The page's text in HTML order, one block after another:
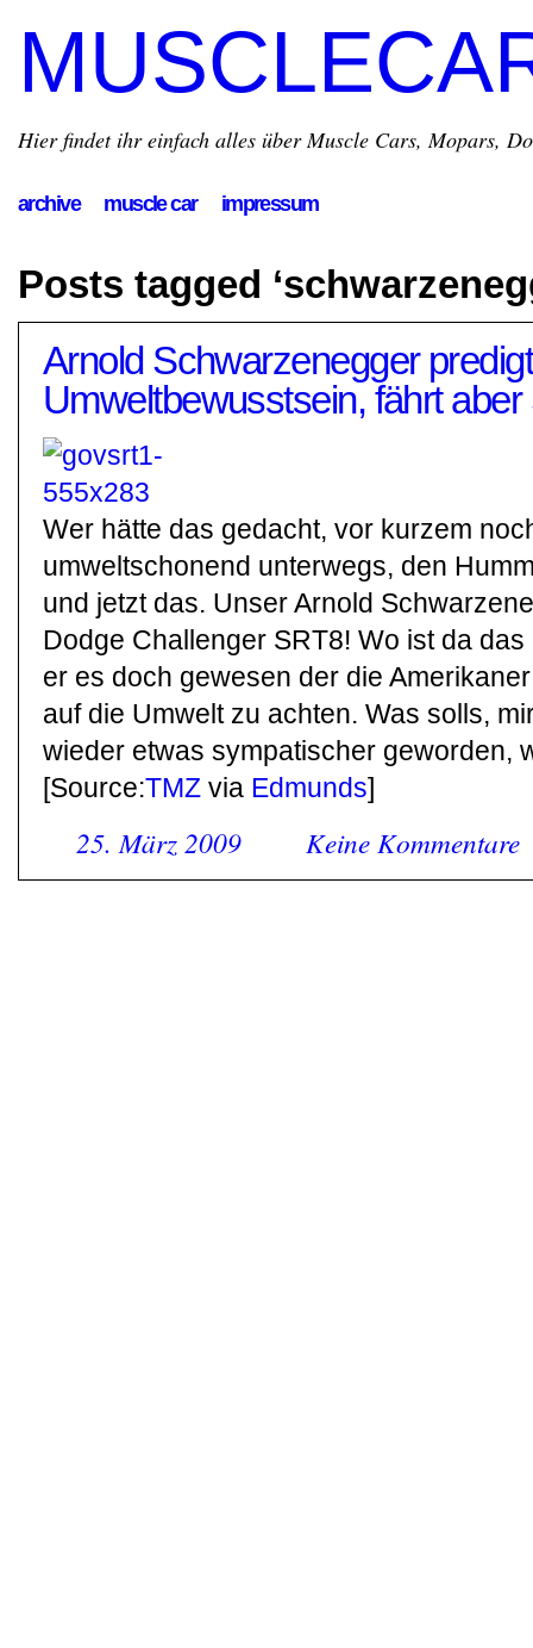
Hier findet ihr einfach alles über Muscle Cars, Mopars,
archive muscle car impressum
Posts tagged
Arnold Schwarzenegger
Umweltbewusstsein, fährt
Wer hätte das gedacht, vor kurzem
umweltschonend unterwegs, den
und jetzt das. Unser Arnold
Dodge Challenger SRT8! Wo ist da
er es doch gewesen der die
auf die Umwelt zu achten. Was solls,
wieder etwas sympatischer geworden,
[Source:TMZ via Edmunds]
25. März 2009 Keine Kommentare